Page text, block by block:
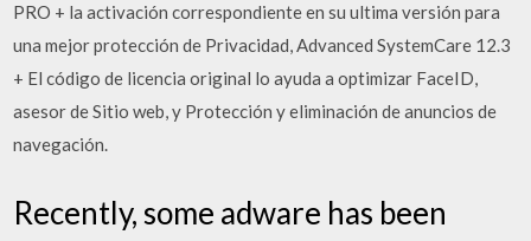
PRO + la activación correspondiente en su ultima versión para
una mejor protección de Privacidad, Advanced SystemCare 12.3
+ El código de licencia original lo ayuda a optimizar FaceID,
asesor de Sitio web, y Protección y eliminación de anuncios de
navegación.
Recently, some adware has been